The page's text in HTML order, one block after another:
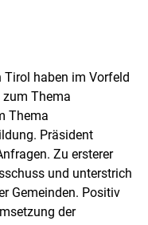
Tirol haben im Vorfeld
Thema
Thema
Präsident
Zu ersterer
und unterstrich
Gemeinden. Positiv
der